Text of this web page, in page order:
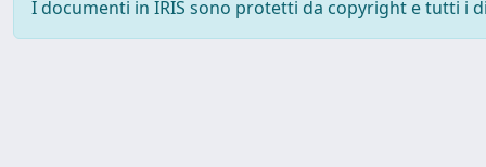
I documenti in IRIS sono protetti da copyright e tutti i